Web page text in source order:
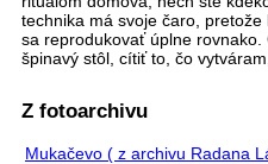
technika má svoje čaro,
sa reprodukovať úplne rovnako.
špinavý stôl, cítiť to, čo
Z fotoarchivu
Mukačevo ( z archivu Radana